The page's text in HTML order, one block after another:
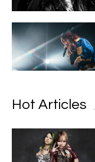
Hot Articles